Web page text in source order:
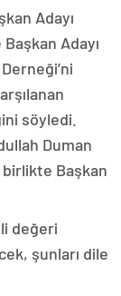
Adayı
Adayı
söyledi.
Duman
Başkan
değeri
şunları dile